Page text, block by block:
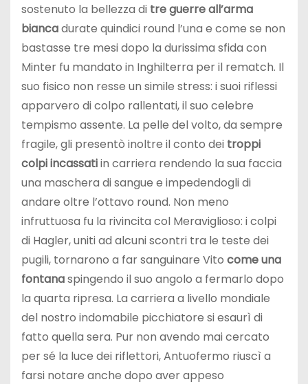
sostenuto la bellezza di tre guerre all’arma
biancadurate quindici round l’una e come se non
bastasse tre mesi dopo la durissima sfida con
Minter fu mandato in Inghilterra per il rematch. Il
suo fisico non resse un simile stress: i suoi riflessi
apparvero di colpo rallentati, il suo celebre
tempismo assente. La pelle del volto, da sempre
fragile, gli presentò inoltre il conto dei troppi
colpi incassatiin carriera rendendo la sua faccia
una maschera di sangue e impedendogli di
andare oltre l’ottavo round. Non meno
infruttuosa fu la rivincita col Meraviglioso: i colpi
di Hagler, uniti ad alcuni scontri tra le teste dei
pugili, tornarono a far sanguinare Vito come una
fontanaspingendo il suo angolo a fermarlo dopo
la quarta ripresa. La carriera a livello mondiale
del nostro indomabile picchiatore si esaurì di
fatto quella sera. Pur non avendo mai cercato
per sé la luce dei riflettori, Antuofermo riuscì a
farsi notare anche dopo aver appeso